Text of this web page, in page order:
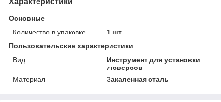
Основные
Количество в упаковке
1 шт
Пользовательские характеристики
Вид
Инструмент для установки
люверсов
Материал
Закаленная сталь